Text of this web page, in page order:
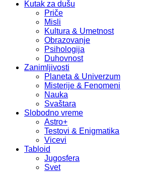
Kutak za dušu
Priče
Misli
Kultura & Umetnost
Obrazovanje
Psihologija
Duhovnost
Zanimljivosti
Planeta & Univerzum
Misterije & Fenomeni
Nauka
Svaštara
Slobodno vreme
Astro+
Testovi & Enigmatika
Vicevi
Tabloid
Jugosfera
Svet